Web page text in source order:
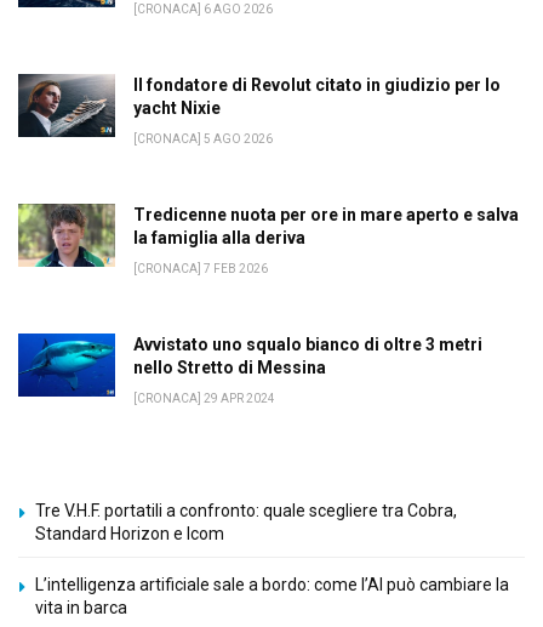
[CRONACA] 6 AGO 2026
Il fondatore di Revolut citato in giudizio per lo
yacht Nixie
[CRONACA] 5 AGO 2026
Tredicenne nuota per ore in mare aperto e salva
la famiglia alla deriva
[CRONACA] 7 FEB 2026
Avvistato uno squalo bianco di oltre 3 metri
nello Stretto di Messina
[CRONACA] 29 APR 2024
Tre V.H.F. portatili a confronto: quale scegliere tra Cobra,
Standard Horizon e Icom
L’intelligenza artificiale sale a bordo: come l’AI può cambiare la
vita in barca